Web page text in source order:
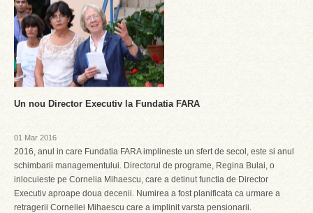
Un nou Director Executiv la Fundatia FARA
01 Mar 2016
2016, anul in care Fundatia FARA implineste un sfert de secol, este si anul
schimbarii managementului. Directorul de programe, Regina Bulai, o
inlocuieste pe Cornelia Mihaescu, care a detinut functia de Director
Executiv aproape doua decenii. Numirea a fost planificata ca urmare a
retragerii Corneliei Mihaescu care a implinit varsta pensionarii.